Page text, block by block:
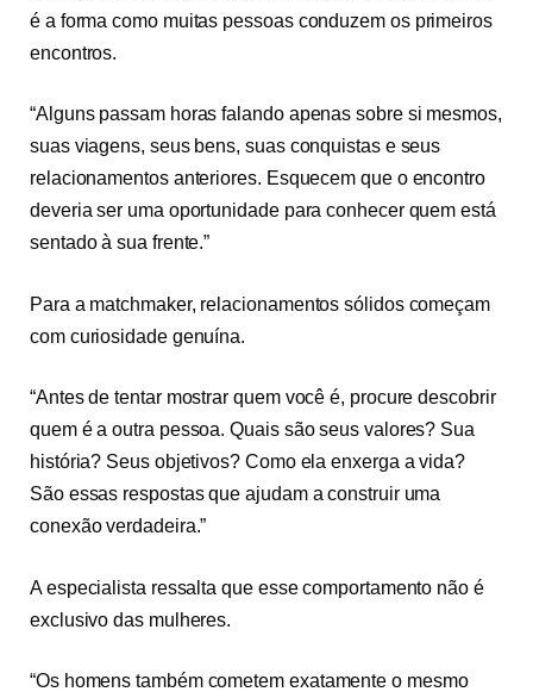
é a forma como muitas pessoas conduzem os primeiros
encontros.
“Alguns passam horas falando apenas sobre si mesmos,
suas viagens, seus bens, suas conquistas e seus
relacionamentos anteriores. Esquecem que o encontro
deveria ser uma oportunidade para conhecer quem está
sentado à sua frente.”
Para a matchmaker, relacionamentos sólidos começam
com curiosidade genuína.
“Antes de tentar mostrar quem você é, procure descobrir
quem é a outra pessoa. Quais são seus valores? Sua
história? Seus objetivos? Como ela enxerga a vida?
São essas respostas que ajudam a construir uma
conexão verdadeira.”
A especialista ressalta que esse comportamento não é
exclusivo das mulheres.
“Os homens também cometem exatamente o mesmo